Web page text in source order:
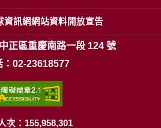
資訊網網站資料開放宣告
正區重慶南路一段 124 號
：02-23618577
次：155,958,301